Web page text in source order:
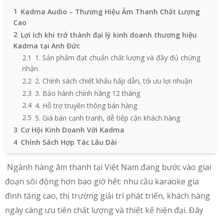
1 Kadma Audio – Thương Hiệu Âm Thanh Chất Lượng
Cao
2 Lợi ích khi trở thành đại lý kinh doanh thương hiệu
Kadma tại Anh Đức
2.1 1. Sản phẩm đạt chuẩn chất lượng và đầy đủ chứng
nhận
2.2 2. Chính sách chiết khấu hấp dẫn, tối ưu lợi nhuận
2.3 3. Bảo hành chính hãng 12 tháng
2.4 4. Hỗ trợ truyền thông bán hàng
2.5 5. Giá bán cạnh tranh, dễ tiếp cận khách hàng
3 Cơ Hội Kinh Doanh Với Kadma
4 Chính Sách Hợp Tác Lâu Dài
Ngành hàng âm thanh tại Việt Nam đang bước vào giai
đoạn sôi động hơn bao giờ hết: nhu cầu karaoke gia
đình tăng cao, thị trường giải trí phát triển, khách hàng
ngày càng ưu tiên chất lượng và thiết kế hiện đại. Đây